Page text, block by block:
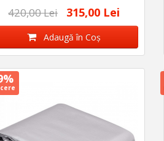
420,00 Lei 315,00 Lei
Adaugă în Coş